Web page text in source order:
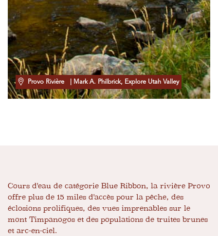
Provo Rivière | Mark A. Philbrick, Explore Utah Valley
Cours d'eau de catégorie Blue Ribbon, la rivière Provo
offre plus de 15 miles d'accès pour la pêche, des
éclosions prolifiques, des vues imprenables sur le
mont Timpanogos et des populations de truites brunes
et arc-en-ciel.